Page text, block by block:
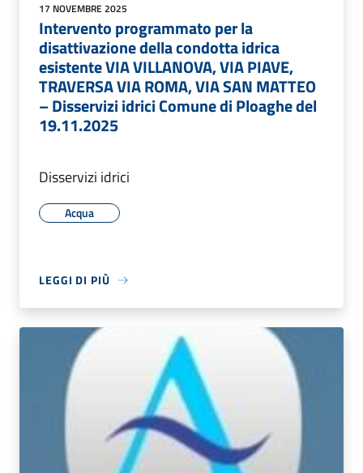
17 NOVEMBRE 2025
Intervento programmato per la
disattivazione della condotta idrica
esistente VIA VILLANOVA, VIA PIAVE,
TRAVERSA VIA ROMA, VIA SAN MATTEO
– Disservizi idrici Comune di Ploaghe del
19.11.2025
Disservizi idrici
Acqua
LEGGI DI PIÙ